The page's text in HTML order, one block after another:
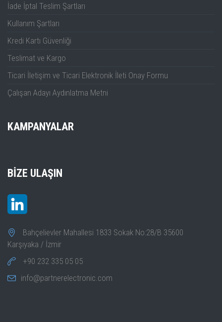
İade İptal Teslim Şartları
Kullanım Şartları
Kredi Kartı Güvenliği
Teslimat ve Kargo
Ticari İletişim ve Ticari Elektronik İleti Onay Formu
Çalışan Adayı Aydınlatma Metni
KAMPANYALAR
BIZE ULAŞIN
Bahçelievler Mahallesi 1833 Sokak No:28/B 35600
Karşıyaka / İzmir
+90 232 335 05 05
info@partnerelectronic.com